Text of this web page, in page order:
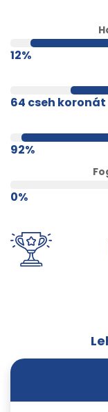
12%
64 cseh koronát
92%
0%